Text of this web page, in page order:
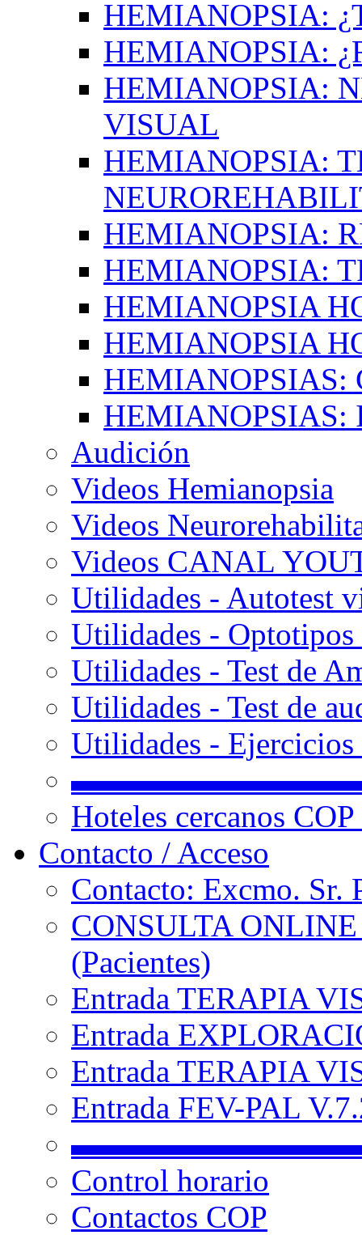
HEMIANOPSIA:
HEMIANOPSIA:
HEMIANOPSIA:
VISUAL
HEMIANOPSIA:
HEMIANOPSIA:
HEMIANOPSIA:
HEMIANOPSIA
HEMIANOPSIA
HEMIANOPSIAS:
HEMIANOPSIAS:
Audición
Videos Hemianopsia
Videos
Videos CANAL
Utilidades - Autotest
Utilidades -
Utilidades - Test de
Utilidades - Test de
Utilidades -
Hoteles cercanos
Contacto / Acceso
Contacto: Excmo. Sr.
CONSULTA
(Pacientes)
Entrada TERAPIA
Entrada
Entrada TERAPIA
Entrada FEV-PAL
Control horario
Contactos COP